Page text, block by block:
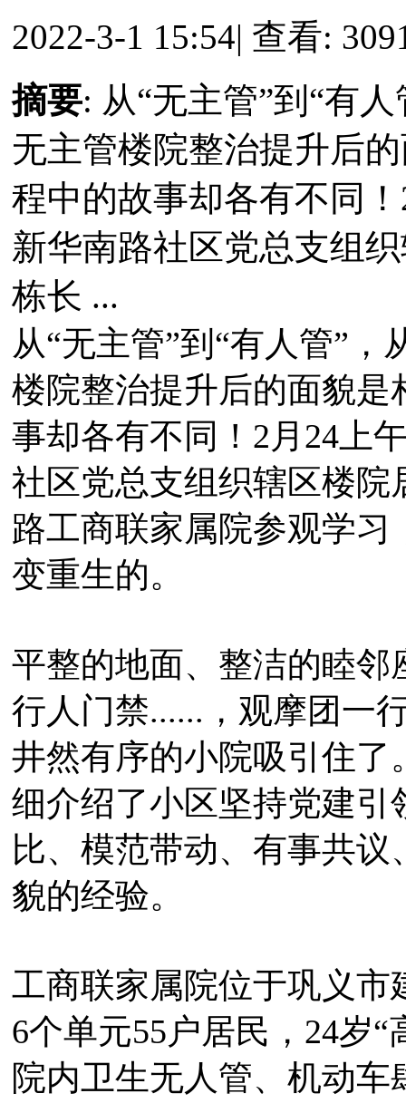
2022-3-1 15:54| 查看:
摘要: 从“无主管”到“有
无主管楼院整治提升后
程中的故事却各有不同
新华南路社区党总支组
栋长 ...
从“无主管”到“有人管”，
楼院整治提升后的面貌
事却各有不同！2月24上
社区党总支组织辖区楼
路工商联家属院参观学
变重生的。
平整的地面、整洁的睦
行人门禁......，观摩团一
井然有序的小院吸引住
细介绍了小区坚持党建
比、模范带动、有事共
貌的经验。
工商联家属院位于巩义市
6个单元55户居民，24岁
院内卫生无人管、机动